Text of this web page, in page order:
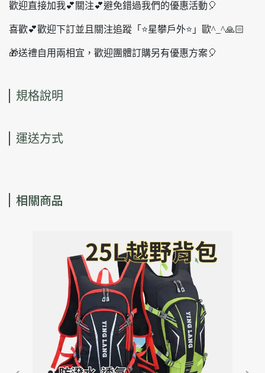
歡迎直接加我💕關注💕避免錯過我們的優惠活動🎈
喜歡💕歡迎下訂並且關注追蹤「⭐️星攀戶外⭐️」歐^_^🙏🏻
🎁送禮自用兩相宜，歡迎團體訂購另有優惠方案🎈
規格說明
運送方式
相關商品